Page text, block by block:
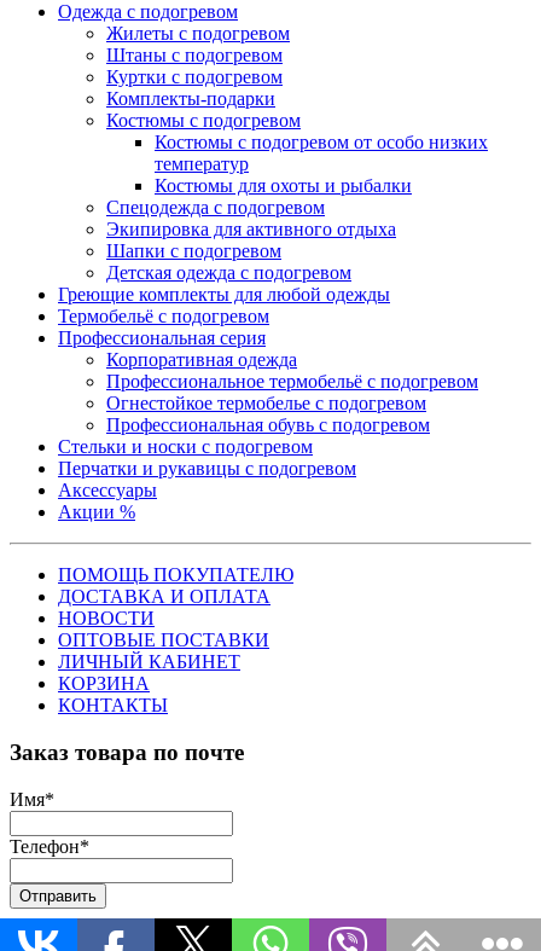
Одежда с подогревом
Жилеты с подогревом
Штаны с подогревом
Куртки с подогревом
Комплекты-подарки
Костюмы с подогревом
Костюмы с подогревом от особо низких
температур
Костюмы для охоты и рыбалки
Спецодежда с подогревом
Экипировка для активного отдыха
Шапки с подогревом
Детская одежда с подогревом
Греющие комплекты для любой одежды
Термобельё с подогревом
Профессиональная серия
Корпоративная одежда
Профессиональное термобельё с подогревом
Огнестойкое термобелье с подогревом
Профессиональная обувь с подогревом
Стельки и носки с подогревом
Перчатки и рукавицы с подогревом
Аксессуары
Акции %
ПОМОЩЬ ПОКУПАТЕЛЮ
ДОСТАВКА И ОПЛАТА
НОВОСТИ
ОПТОВЫЕ ПОСТАВКИ
ЛИЧНЫЙ КАБИНЕТ
КОРЗИНА
КОНТАКТЫ
Заказ товара по почте
Имя*
Телефон*
Отправить